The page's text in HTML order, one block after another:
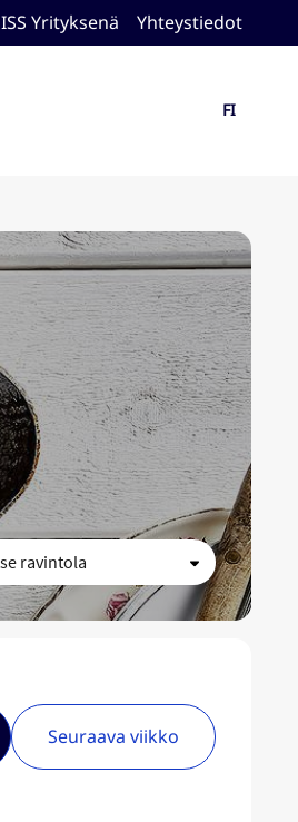
ISS Yrityksenä Yhteystiedot
FI
Seuraava viikko